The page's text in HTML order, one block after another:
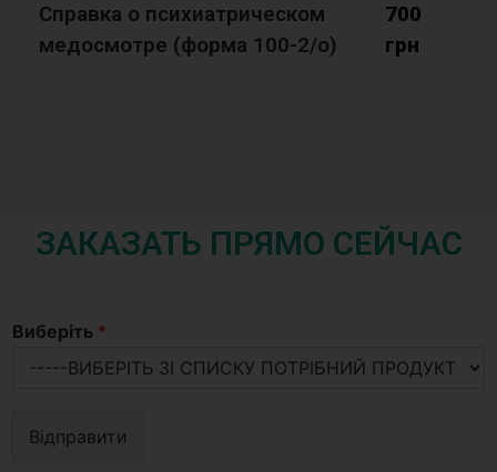
Справка о психиатрическом
медосмотре (форма 100-2/o)
700
грн
ЗАКАЗАТЬ ПРЯМО СЕЙЧАС
Виберіть *
Відправити